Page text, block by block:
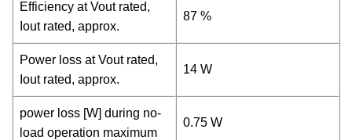
Efficiency at Vout rated,
Iout rated, approx.
87 %
Power loss at Vout rated,
Iout rated, approx.
14 W
power loss [W] during no-
load operation maximum
0.75 W